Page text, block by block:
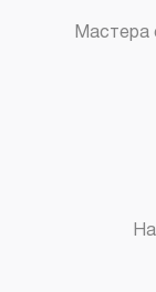
Мастера